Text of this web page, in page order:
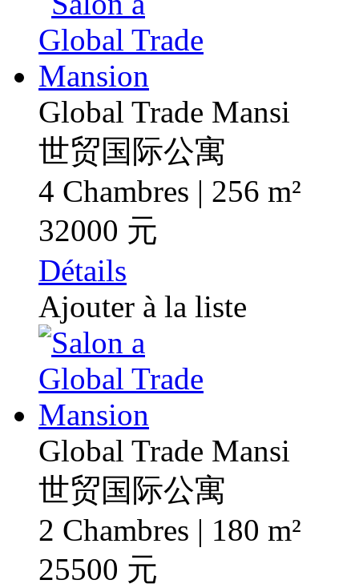
Global Trade Mansi
世贸国际公寓
4 Chambres | 256 m²
32000 元
Détails
Ajouter à la liste
Global Trade Mansi
世贸国际公寓
2 Chambres | 180 m²
25500 元